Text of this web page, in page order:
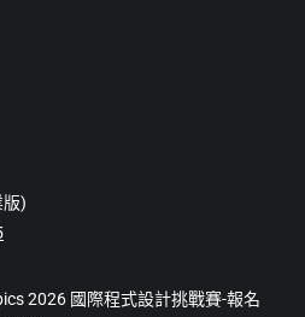
版)
目
格：2026 國際程式設計挑戰賽-報名